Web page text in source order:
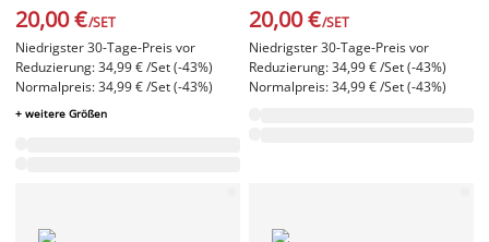
20,00 €/SET
Niedrigster 30-Tage-Preis vor
Reduzierung: 34,99 € /Set (-43%)
Normalpreis: 34,99 € /Set (-43%)
+ weitere Größen
20,00 €/SET
Niedrigster 30-Tage-Preis vor
Reduzierung: 34,99 € /Set (-43%)
Normalpreis: 34,99 € /Set (-43%)